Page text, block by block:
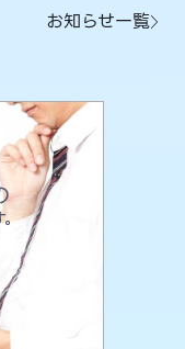
お知らせ一覧